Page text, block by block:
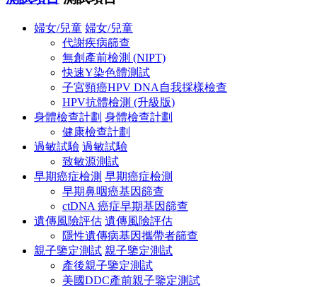
婦女/兒童 婦女/兒童
代謝疾病篩查
無創產前檢測 (NIPT)
快速Y染色體測試
子宮頸癌HPV DNA自我採樣檢查
HPV抗體檢測 (升級版)
身體檢查計劃 身體檢查計劃
健康檢查計劃
過敏試驗 過敏試驗
致敏源測試
早期癌症檢測 早期癌症檢測
早期鼻咽癌基因篩查
ctDNA 癌症早期基因篩查
遺傳風險評估 遺傳風險評估
隱性遺傳病基因攜帶者篩查
親子鑒定測試 親子鑒定測試
產後親子鑒定測試
美國DDC產前親子鑒定測試